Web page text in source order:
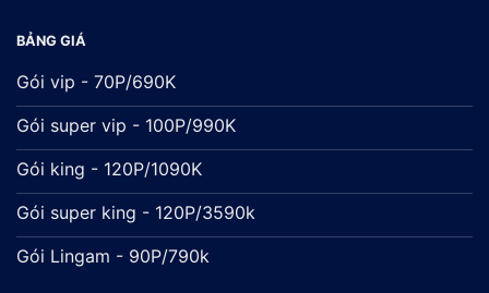
BẢNG GIÁ
Gói vip - 70P/690K
Gói super vip - 100P/990K
Gói king - 120P/1090K
Gói super king - 120P/3590k
Gói Lingam - 90P/790k